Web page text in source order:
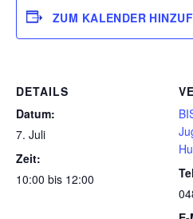
ZUM KALENDER
DETAILS
Datum:
7. Juli
Zeit:
10:00 bis 12:00